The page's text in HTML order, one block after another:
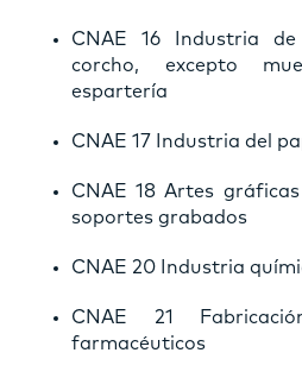
CNAE 16 Industria
corcho, excepto
espartería
CNAE 17 Industria del
CNAE 18 Artes
soportes grabados
CNAE 20 Industria
CNAE 21
farmacéuticos